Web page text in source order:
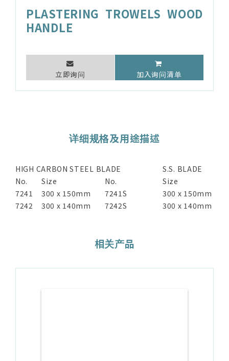
PLASTERING TROWELS WOOD
HANDLE
立即询问 加入询问清单
详细规格及用途描述
HIGH CARBON STEEL BLADE
S.S. BLADE
No.
Size No.
Size
7241
300 x 150mm 7241S
300 x 150mm
7242
300 x 140mm 7242S 300 x 140mm
相关产品